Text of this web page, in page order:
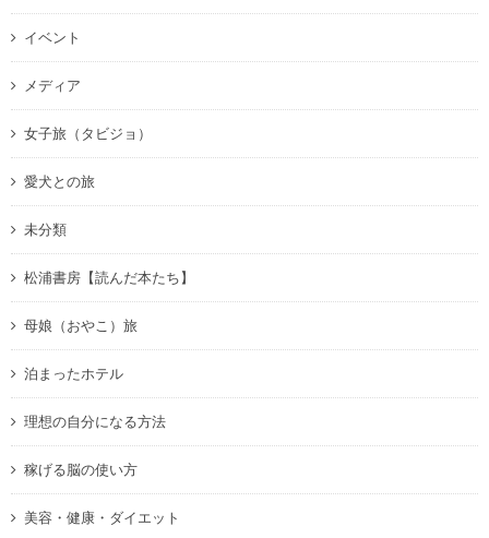
イベント
メディア
女子旅（タビジョ）
愛犬との旅
未分類
松浦書房【読んだ本たち】
母娘（おやこ）旅
泊まったホテル
理想の自分になる方法
稼げる脳の使い方
美容・健康・ダイエット